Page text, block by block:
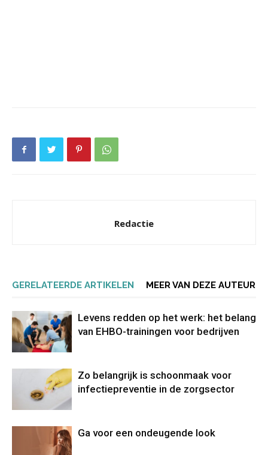
Redactie
GERELATEERDE ARTIKELEN MEER VAN DEZE AUTEUR
Levens redden op het werk: het belang
van EHBO-trainingen voor bedrijven
Zo belangrijk is schoonmaak voor
infectiepreventie in de zorgsector
Ga voor een ondeugende look